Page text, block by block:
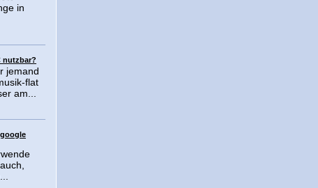
in
nutzbar?
jemand
flat
am...